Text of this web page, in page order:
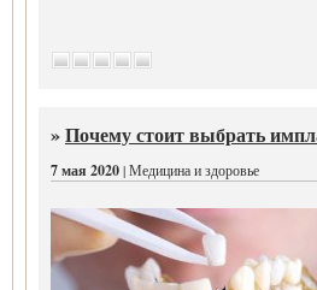
»Почему стоит выбрать
7 мая 2020| Медицина и здоровье